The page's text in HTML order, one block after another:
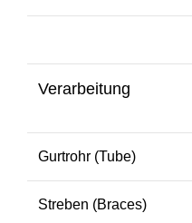
Verarbeitung
Gurtrohr (Tube)
Streben (Braces)